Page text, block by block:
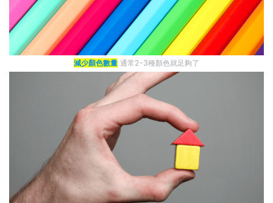
減少顏色數量 通常2-3種顏色就足夠了